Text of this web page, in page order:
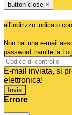
button close ×
all'indirizzo indicato
Non hai una e-mail
password tramite la
E-mail inviata, si
elettronica!
Errore